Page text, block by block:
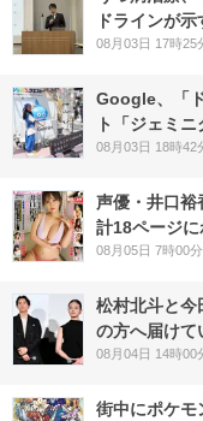
ドラインが
08月03日 17時25
Google、「
ト「ジェミ
08月03日 18時42
声優・井口裕
計18ページに
08月05日 7時00分
松村北斗と今
の方へ届けて
08月04日 14時00
街中にポケ